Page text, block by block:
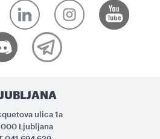
ulica 1a
Ljubljana